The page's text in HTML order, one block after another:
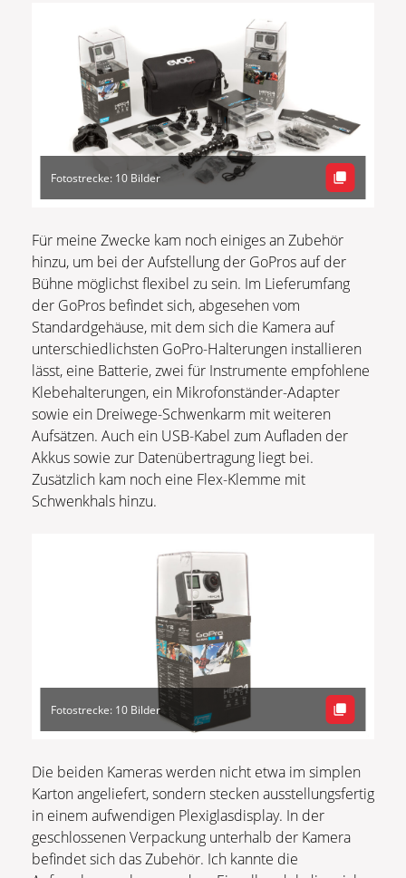
Fotostrecke: 10 Bilder
Für meine Zwecke kam noch einiges an Zubehör
hinzu, um bei der Aufstellung der GoPros auf der
Bühne möglichst flexibel zu sein. Im Lieferumfang
der GoPros befindet sich, abgesehen vom
Standardgehäuse, mit dem sich die Kamera auf
unterschiedlichsten GoPro-Halterungen installieren
lässt, eine Batterie, zwei für Instrumente empfohlene
Klebehalterungen, ein Mikrofonständer-Adapter
sowie ein Dreiwege-Schwenkarm mit weiteren
Aufsätzen. Auch ein USB-Kabel zum Aufladen der
Akkus sowie zur Datenübertragung liegt bei.
Zusätzlich kam noch eine Flex-Klemme mit
Schwenkhals hinzu.
Fotostrecke: 10 Bilder
Die beiden Kameras werden nicht etwa im simplen
Karton angeliefert, sondern stecken ausstellungsfertig
in einem aufwendigen Plexiglasdisplay. In der
geschlossenen Verpackung unterhalb der Kamera
befindet sich das Zubehör. Ich kannte die